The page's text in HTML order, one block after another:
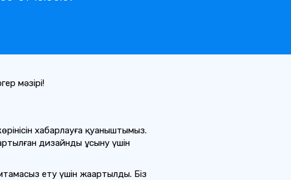
мәзірі!
хабарлауға қуаныштымыз.
дизайнды ұсыну үшін
ету үшін жаңартылды. Біз